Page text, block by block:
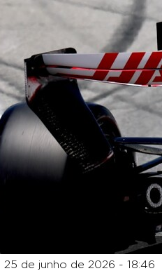
25 de junho de 2026 - 18:46